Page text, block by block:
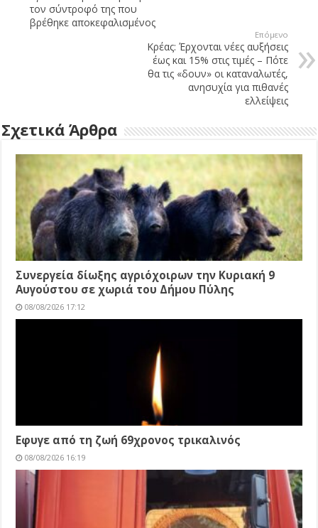
τον σύντροφό της που
βρέθηκε αποκεφαλισμένος
Επόμενο
Κρέας: Έρχονται νέες αυξήσεις
έως και 15% στις τιμές – Πότε
θα τις «δουν» οι καταναλωτές,
ανησυχία για πιθανές
ελλείψεις
Σχετικά Άρθρα
Συνεργεία δίωξης αγριόχοιρων την Κυριακή 9
Αυγούστου σε χωριά του Δήμου Πύλης
08/08/2026 17:12
Εφυγε από τη ζωή 69χρονος τρικαλινός
08/08/2026 16:19